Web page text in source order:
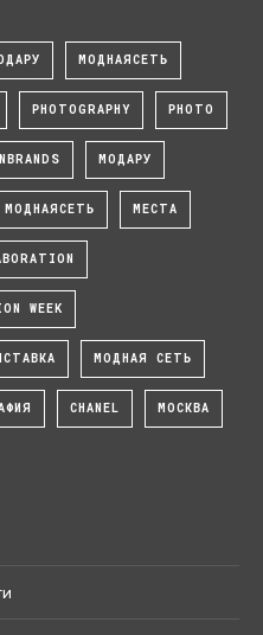
МОДНАЯСЕТЬ
PHOTOGRAPHY PHOTO
МОДАРУ
МОДНАЯСЕТЬ МЕСТА
WEEK
МОДНАЯ СЕТЬ
CHANEL МОСКВА